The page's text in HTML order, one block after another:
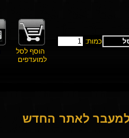
כמות:
הוסף לסל
למועדפים
למעבר לאתר החדש